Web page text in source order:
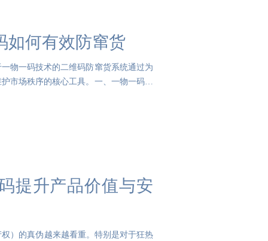
如何有效防窜货
物一码技术的二维码防窜货系统通过为
市场秩序的核心工具。一、一物一码技
提升产品价值与安
）的真伪越来越看重。特别是对于狂热